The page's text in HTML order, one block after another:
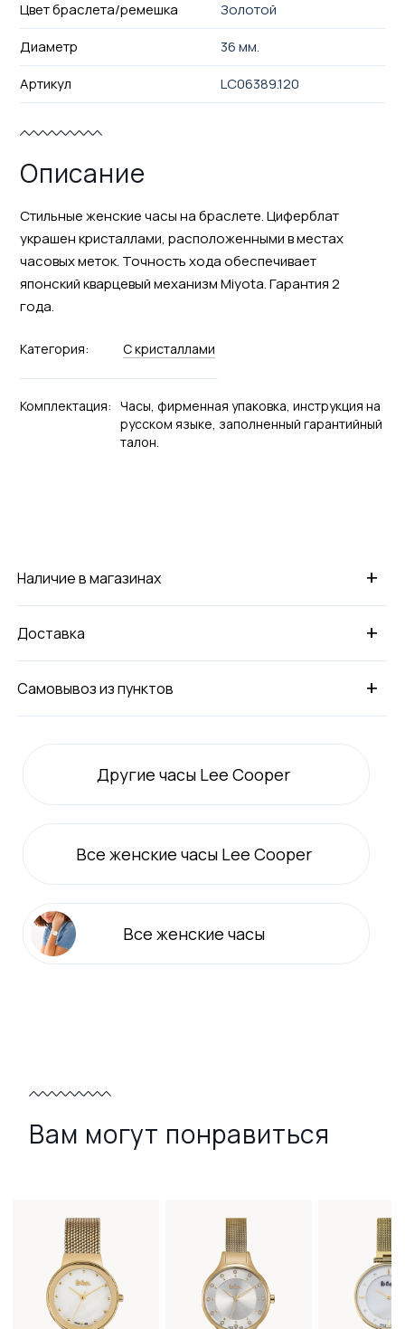
Цвет браслета/ремешка
Золотой
Диаметр
36 мм.
Артикул
LC06389.120
Описание
Стильные женские часы на браслете. Циферблат
украшен кристаллами, расположенными в местах
часовых меток. Точность хода обеспечивает
японский кварцевый механизм Miyota. Гарантия 2
года.
Категория: С кристаллами
Комплектация: Часы, фирменная упаковка, инструкция на
русском языке, заполненный гарантийный
талон.
+
Наличие в магазинах
+
Доставка
+
Самовывоз из пунктов
Другие часы Lee Cooper
Все женские часы Lee Cooper
Все женские часы
Вам могут понравиться